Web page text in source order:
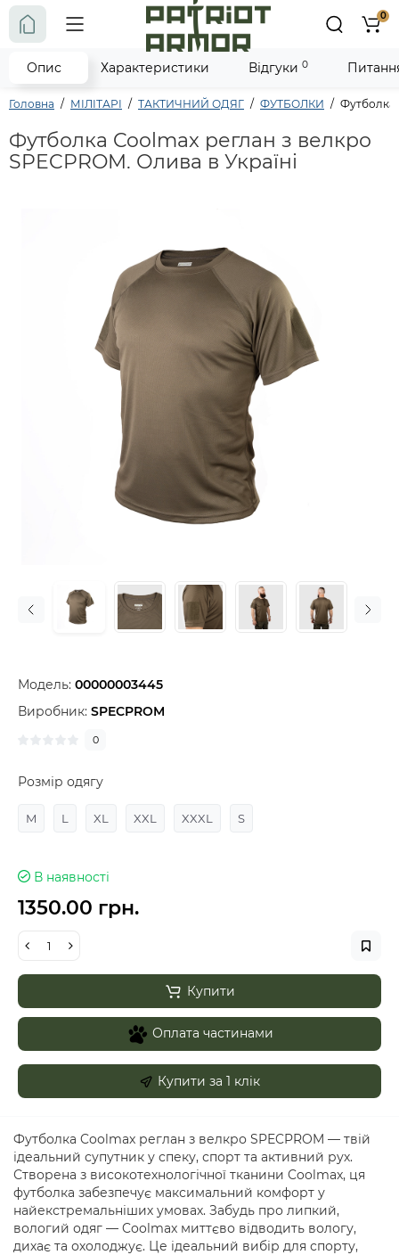
0
Головна МІЛІТАРІ ТАКТИЧНИЙ ОДЯГ ФУТБОЛКИ Футболка
Футболка Coolmax реглан з велкро
SPECPROM. Олива в Україні
Модель: 00000003445
Виробник: SPECPROM
0
Розмір одягу
M L XL XXL XXXL S
В наявності
1350.00 грн.
Купити
Оплата частинами
Купити за 1 клiк
Опис Характеристики Відгуки 0
Футболка Coolmax реглан з велкро SPECPROM — твій
ідеальний супутник у спеку, спорт та активний рух.
Створена з високотехнологічної тканини Coolmax, ця
футболка забезпечує максимальний комфорт у
найекстремальніших умовах. Забудь про липкий,
вологий одяг — Coolmax миттєво відводить вологу,
дихає та охолоджує. Це ідеальний вибір для спорту,